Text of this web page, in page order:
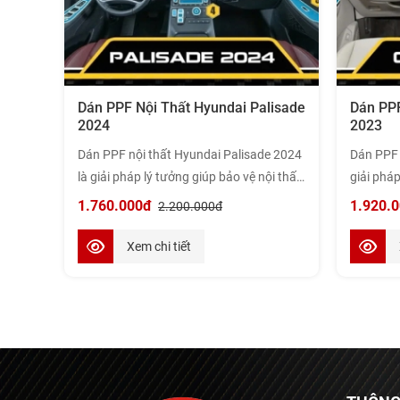
Dán PPF Nội Thất Hyundai Palisade
2024
Dán PPF nội thất Hyundai Palisade 2024
là giải pháp lý tưởng giúp bảo vệ nội thất
khỏi trầy xước, ố vàng và các tác động từ
xe lâu dài. Rồng Việt Ô Tô – đơn vị hàng
đầu về dịch vụ dán PPF uy tín và chuyên
là lựa chọn cần thiết cho xế yêu của bạn
nhé.
1.760.000đ 2.200.000đ
Xem chi tiết
Dán
2023
Dán
giải
khỏi trầy
xe lâu
đầu về
bạn sự
là lựa
nhé.